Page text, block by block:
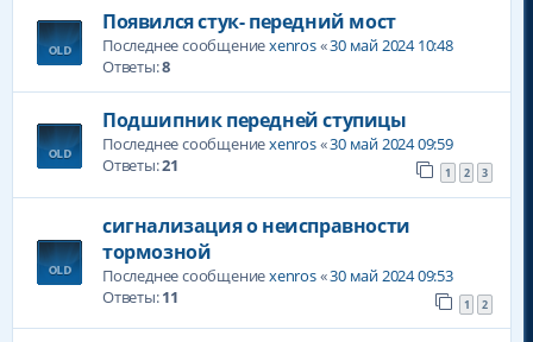
Появился стук- передний мост
Последнее сообщениеxenros«30 май 2024 10:48
Ответы:8
Подшипник передней ступицы
Последнее сообщениеxenros«30 май 2024 09:59
Ответы:21 1 2 3
сигнализация о неисправности
тормозной
Последнее сообщениеxenros«30 май 2024 09:53
Ответы:11 1 2